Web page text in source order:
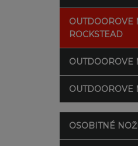
OUTDOOROVE
ROCKSTEAD
OUTDOOROVE
OUTDOOROVE
OSOBITNÉ